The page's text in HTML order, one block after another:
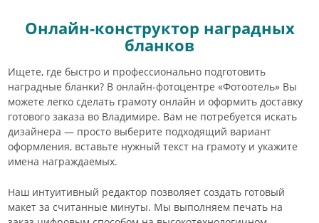
Онлайн-конструктор наградных
бланков
Ищете, где быстро и профессионально подготовить
наградные бланки? В онлайн-фотоцентре «Фотоотель» Вы
можете легко сделать грамоту онлайн и оформить доставку
готового заказа во Владимире. Вам не потребуется искать
дизайнера — просто выберите подходящий вариант
оформления, вставьте нужный текст на грамоту и укажите
имена награждаемых.
Наш интуитивный редактор позволяет создать готовый
макет за считанные минуты. Мы выполняем печать на